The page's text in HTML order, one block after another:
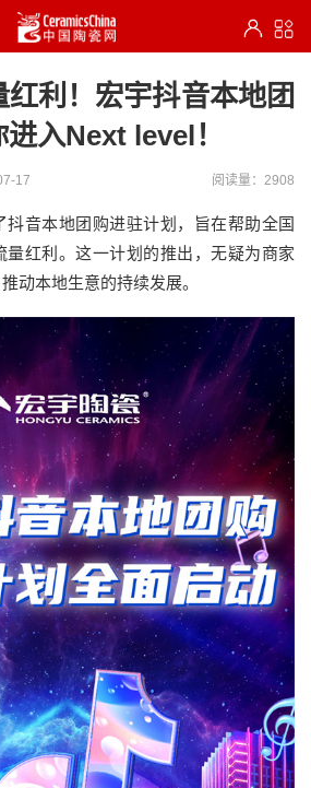
利！宏宇抖音本地团
入Next level！
17 阅读量：2908
音本地团购进驻计划，旨在帮助全国
量红利。这一计划的推出，无疑为商家
动本地生意的持续发展。